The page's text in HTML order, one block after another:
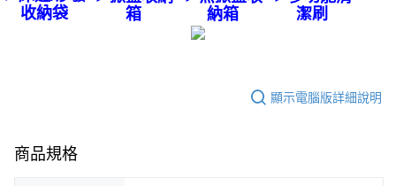
收納袋
箱
納箱
潔刷
顯示電腦版詳細說明
商品規格